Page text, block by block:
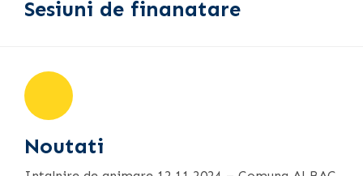
Sesiuni de finanatare
Noutati